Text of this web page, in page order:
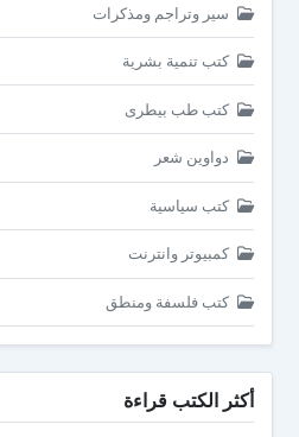
سير وتراجم ومذكرات
كتب تنمية بشرية
كتب طب بيطرى
دواوين شعر
كتب سياسية
كمبيوتر وانترنت
كتب فلسفة ومنطق
أكثر الكتب قراءة